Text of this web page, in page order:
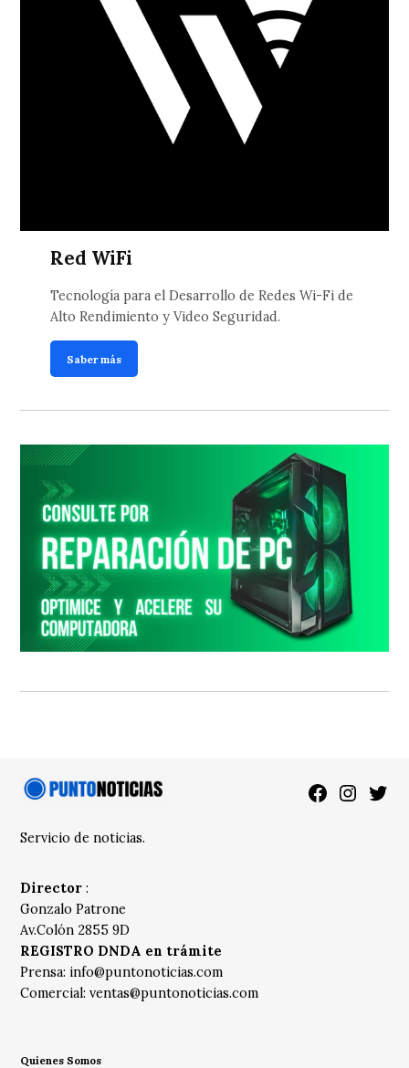
Red WiFi
Tecnología para el Desarrollo de Redes Wi-Fi de
Alto Rendimiento y Video Seguridad.
Saber más
Facebook
Servicio de noticias.
Director :
Gonzalo Patrone
Av.Colón 2855 9D
REGISTRO DNDA en trámite
Prensa: info@puntonoticias.com
Comercial:ventas@puntonoticias.com
Quienes Somos